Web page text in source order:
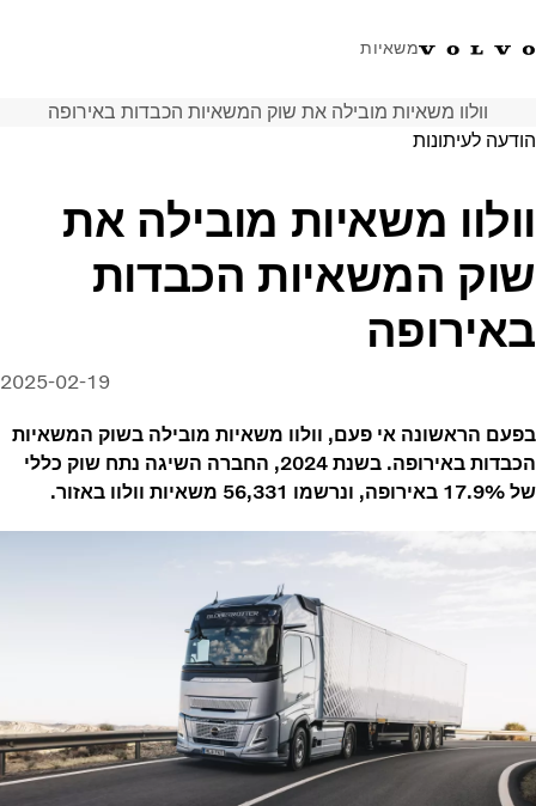
משאיות
ווטסאפהתחבר לאזור אישיישראל
פתרונות הובלה
משאיות
שירות
מרכזי שירות
חדשות
אודות
וולוו משאיות מובילה את שוק המשאיות הכבדות באירופה
הודעה לעיתונות
וולוו משאיות מובילה את
שוק המשאיות הכבדות
באירופה
2025-02-19
בפעם הראשונה אי פעם, וולוו משאיות מובילה בשוק המשאיות
הכבדות באירופה. בשנת 2024, החברה השיגה נתח שוק כללי
של 17.9% באירופה, ונרשמו 56,331 משאיות וולוו באזור.